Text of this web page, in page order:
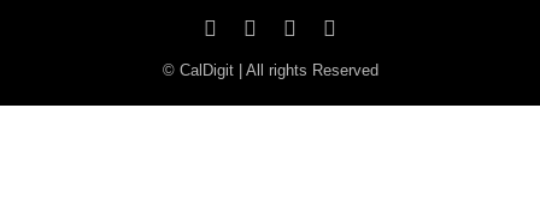
© CalDigit | All rights Reserved